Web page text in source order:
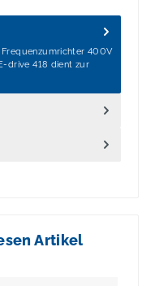
400V
drive 418 dient zur
Artikel